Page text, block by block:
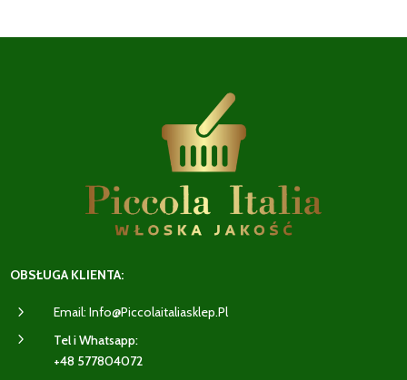
OBSŁUGA KLIENTA:
5 Email: Info@piccolaitaliasklep.pl
5
Tel i Whatsapp:
+48 577804072